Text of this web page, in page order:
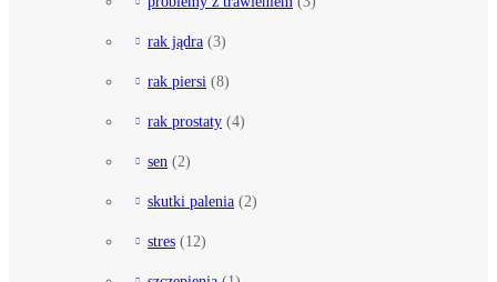
rak jądra (3)
rak piersi (8)
rak prostaty (4)
sen (2)
skutki palenia (2)
stres (12)